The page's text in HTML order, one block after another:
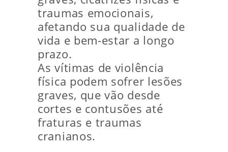
traumas emocionais,
afetando sua qualidade de
vida e bem-estar a longo
prazo.
As vítimas de violência
física podem sofrer lesões
graves, que vão desde
cortes e contusões até
fraturas e traumas
cranianos.